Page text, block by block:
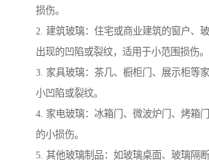
损伤。
2. 建筑玻璃：住宅或商业建筑的窗户、
出现的凹陷或裂纹，适用于小范围损伤。
3. 家具玻璃：茶几、橱柜门、展示柜等
小凹陷或裂纹。
4. 家电玻璃：冰箱门、微波炉门、烤箱
的小损伤。
5. 其他玻璃制品：如玻璃桌面、玻璃隔